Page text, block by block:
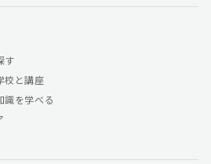
す
校と講座
識を学べる